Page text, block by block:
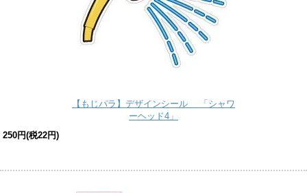
【もじパラ】デザインシール 「シャワ
ーヘッド4」
250円(税22円)